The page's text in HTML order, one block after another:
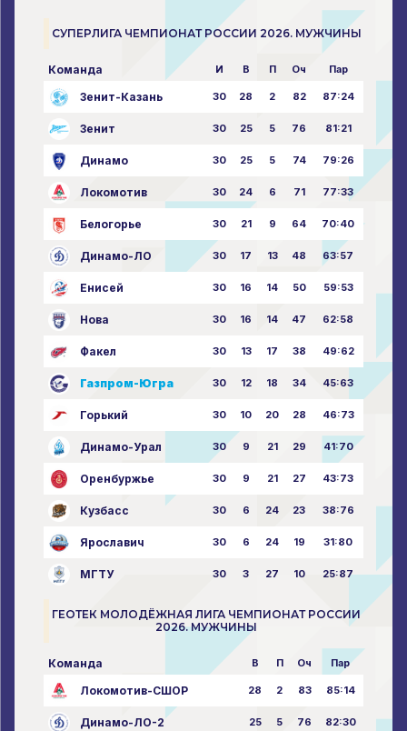
СУПЕРЛИГА ЧЕМПИОНАТ РОССИИ 2026. МУЖЧИНЫ
Команда И В П Оч Пар
Зенит-Казань 30 28 2 82 87:24
Зенит 30 25 5 76 81:21
Динамо 30 25 5 74 79:26
Локомотив 30 24 6 71 77:33
Белогорье 30 21 9 64 70:40
Динамо-ЛО 30 17 13 48 63:57
Енисей 30 16 14 50 59:53
Нова 30 16 14 47 62:58
Факел 30 13 17 38 49:62
Газпром-Югра 30 12 18 34 45:63
Горький 30 10 20 28 46:73
Динамо-Урал 30 9 21 29 41:70
Оренбуржье 30 9 21 27 43:73
Кузбасс 30 6 24 23 38:76
Ярославич 30 6 24 19 31:80
МГТУ 30 3 27 10 25:87
ГЕОТЕК МОЛОДЁЖНАЯ ЛИГА ЧЕМПИОНАТ РОССИИ
2026. МУЖЧИНЫ
Команда В П Оч Пар
Локомотив-СШОР 28 2 83 85:14
Динамо-ЛО-2 25 5 76 82:30